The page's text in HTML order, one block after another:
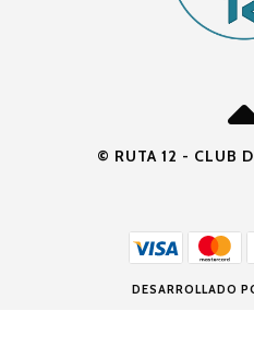
© RUTA 12 - CLUB
DESARROLLADO